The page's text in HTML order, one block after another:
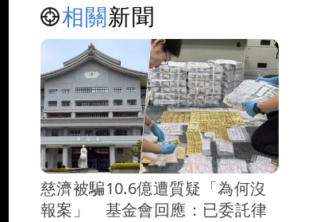
相關新聞
慈濟被騙10.6億遭質疑「為何沒
報案」 基金會回應：已委託律